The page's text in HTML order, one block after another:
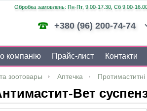
Обробка замовлень: Пн-Пт, 9.00-17.30, Сб 9.00-
+380 (96) 200-74-74
компанію Прайс-лист Контакти
зоотовары Аптечка Протимаститні
Вет